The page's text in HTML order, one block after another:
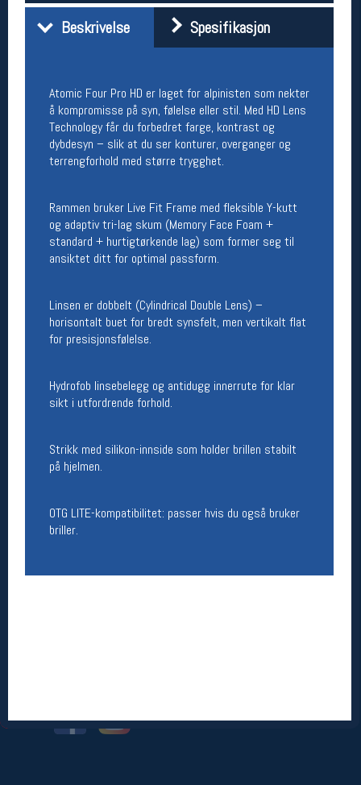
Beskrivelse Spesifikasjon
Atomic Four Pro HD er laget for alpinisten som nekter
å kompromisse på syn, følelse eller stil. Med HD Lens
Technology får du forbedret farge, kontrast og
dybdesyn – slik at du ser konturer, overganger og
terrengforhold med større trygghet.
Rammen bruker Live Fit Frame med fleksible Y-kutt
og adaptiv tri-lag skum (Memory Face Foam +
standard + hurtigtørkende lag) som former seg til
ansiktet ditt for optimal passform.
Linsen er dobbelt (Cylindrical Double Lens) –
horisontalt buet for bredt synsfelt, men vertikalt flat
for presisjonsfølelse.
Hydrofob linsebelegg og antidugg innerrute for klar
sikt i utfordrende forhold.
Strikk med silikon-innside som holder brillen stabilt
på hjelmen.
OTG LITE-kompatibilitet: passer hvis du også bruker
briller.
Kontakt oss
Åpningstider butikk
Man-Fredag:
11-18
Lørdag:
11-16
Magasinet
Medlemstilbud og aktiviteter
MELD DEG INN GRATIS
Åpningstider verkstedet
Man-Fredag:
11-18
Lørdag:
nettbutikken og trykke på den nederste blå
linjen
Betingelser
Informasjonskapsler
Bærekraft